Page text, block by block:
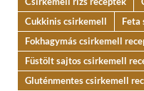
Cukkinis csirkemell
Feta
Fokhagymás csirkemell
Füstölt sajtos csirkemell
Gluténmentes csirkemell